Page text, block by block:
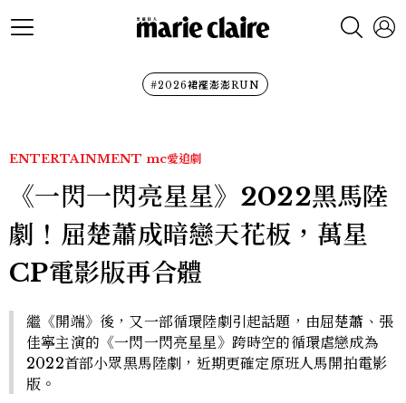
#2026裙襬澎澎RUN
ENTERTAINMENT mc愛追劇
《一閃一閃亮星星》2022黑馬陸
劇！屈楚蕭成暗戀天花板，萬星
CP電影版再合體
繼《開端》後，又一部循環陸劇引起話題，由屈楚蕭、張
佳寧主演的《一閃一閃亮星星》跨時空的循環虐戀成為
2022首部小眾黑馬陸劇，近期更確定原班人馬開拍電影
版。